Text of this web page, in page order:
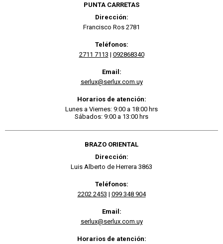
PUNTA CARRETAS
Dirección:
Francisco Ros 2781
Teléfonos:
2711 7113 | 092868340
Email:
serlux@serlux.com.uy
Horarios de atención:
Lunes a Viernes: 9:00 a 18:00 hrs
Sábados: 9:00 a 13:00 hrs
BRAZO ORIENTAL
Dirección:
Luis Alberto de Herrera 3863
Teléfonos:
2202 2453 | 099 348 904
Email:
serlux@serlux.com.uy
Horarios de atención: